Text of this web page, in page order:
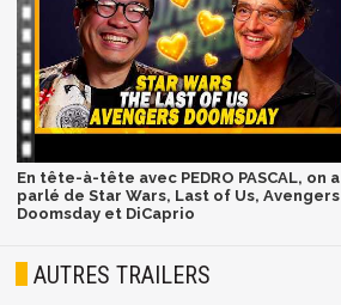
En tête-à-tête avec PEDRO PASCAL, on a
parlé de Star Wars, Last of Us, Avengers
Doomsday et DiCaprio
AUTRES TRAILERS